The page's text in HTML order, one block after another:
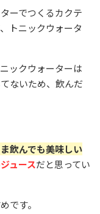
ーでつくるカクテ
トニックウォータ
ックウォーターは
ないため、飲んだ
飲んでも美味しい
ュースだと思ってい
です。